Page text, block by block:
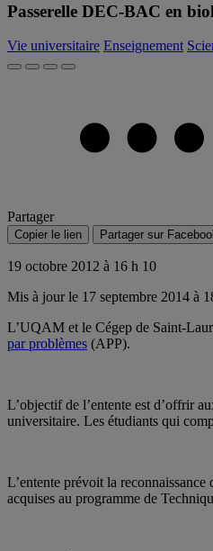
Passerelle DEC-BAC en
Vie universitaire Enseignement
Partager
Copier le lien Partager sur
19 octobre 2012 à 16 h 10
Mis à jour le 17 septembre 2014 à
L’UQAM et le Cégep de Saint-
par problèmes (APP).
L’objectif de l’entente est d’offrir
universitaire. Les étudiants qui
L’entente prévoit la
acquises au programme de